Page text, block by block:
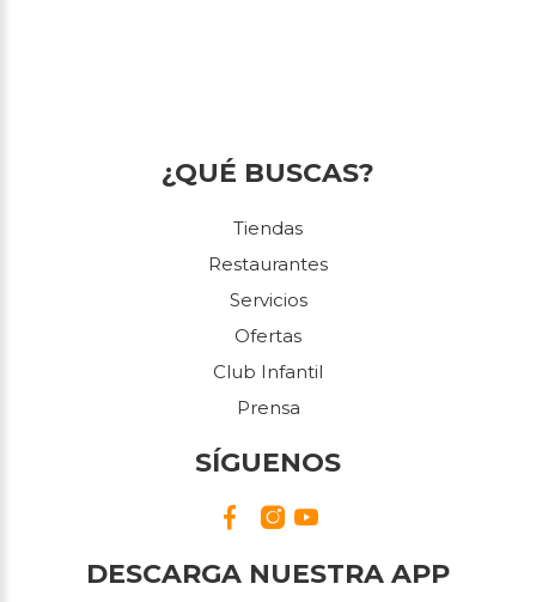
¿QUÉ BUSCAS?
Tiendas
Restaurantes
Servicios
Ofertas
Club Infantil
Prensa
SÍGUENOS
DESCARGA NUESTRA APP